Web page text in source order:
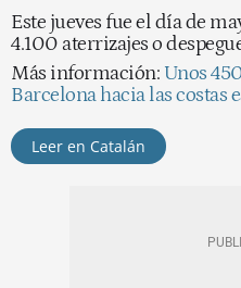
Este jueves fue el día de
4.100 aterrizajes o
Más información: Unos
Barcelona hacia las costas
Leer en Catalán